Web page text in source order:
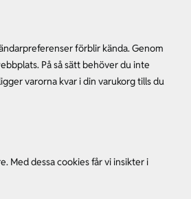
förblir kända. Genom
På så sätt behöver du inte
varorna kvar i din varukorg tills du
Med dessa cookies får vi insikter i